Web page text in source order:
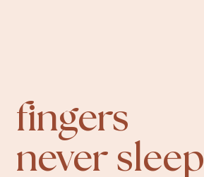
fingers
never sleep